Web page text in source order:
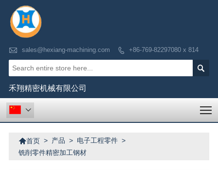
 sales@hexiang-machining.com  +86-769-82297080 x 814

禾翔精密机械有限公司

首页 > 产品 > 电子工程零件 >
铣削零件精密加工钢材